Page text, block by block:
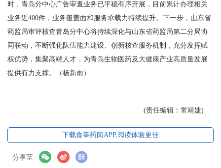
时，青岛分中心广告审查业务已平稳有序开展，目前累计办理相关
业务近400件，业务覆盖面和服务承载力持续提升。下一步，山东省
药监局审评核查青岛分中心将持续深化与山东省药监局第二分局协
同联动，不断强化队伍能力建设、创新核查服务机制，充分发挥赋
权优势，集聚高端人才，为青岛生物医药及大健康产业高质量发展
提供有力支撑。（杨新雨）
(责任编辑：常靖婕)
下载食事药闻APP,阅读体验更佳
分享至